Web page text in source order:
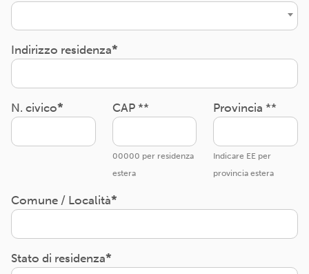
Indirizzo residenza
N. civico CAP **
00000 per residenza
estera
Provincia **
Indicare EE per
provincia estera
Comune / Località
Stato di residenza